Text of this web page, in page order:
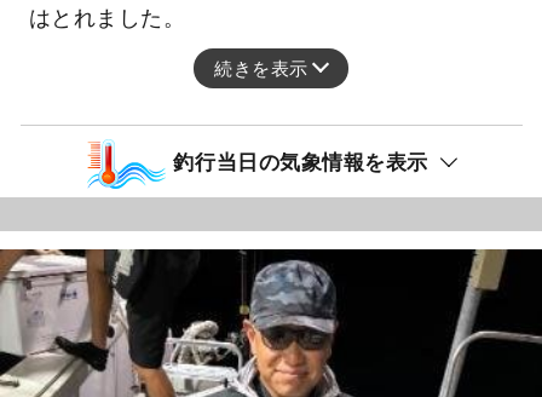
はとれました。
続きを表示
釣行当日の気象情報を表示